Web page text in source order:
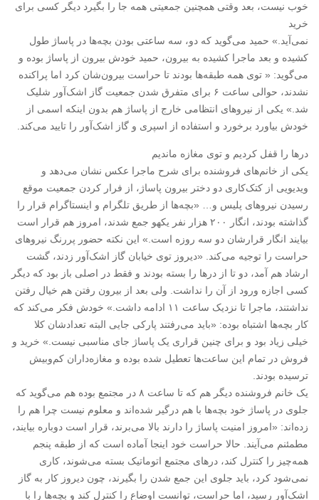
خوب نیست، بعد وقتی همچنین جمعیتی همه جا را بگیرد دیگر کسی برای
خرید
نمی‌آید.» حمید می‌گوید که دو، سه ساعتی بودن بچه‌ها در پاساژ طول
کشیده و بعد ماجرا کشیده به بیرون، حمید خودش بیرون از پاساژ بوده و
می‌گوید: « توی همه طبقه‌ها بودند تا حراست بیرون‌شان کرد اما پراکنده
نشدند، حوالی ساعت ۶ برای متفرق شدن جمعیت گاز اشک‌آور شلیک
شد.» یکی از نیروهای انتظامی خارج از پاساژ هم بدون اینکه اسمی از
خودش بیاورد برخورد و استفاده از اسپری و گاز اشک‌آور را تایید می‌کند.
درها را قفل کردیم و توی مغازه ماندیم
یکی از خانم‌های فروشنده برای شرح ماجرا عکس نشان می‌دهد و
ویدیویی از کتک‌کاری دو دختر بیرون پاساژ، از فرار کردن جمعیت موقع
رسیدن نیروهای پلیس و… «بچه‌ها از طریق تلگرام و اینستاگرام قرار را
گذاشته بودند، انگار ۲۰۰ هزار نفر یکهو جمع شدند، امروز هم قرار است
بیایند انگار قرارشان دو سه روزه است.» این نکته حضور پررنگ نیروهای
حراست را توجیه می‌کند. «دیروز توی خیابان گاز اشک‌آور زدند، گشت
ارشاد هم آمد، دو تا از درها را بسته بودند و فقط در اصلی باز بود که دیگر
کسی اجازه ورود از آن را نداشت. ولی بعد از بیرون رفتن هم خیال رفتن
نداشتند، ماجرا تا نزدیک ساعت ۱۱ ادامه داشت.» خودش فکر می‌کند که
کار بچه‌ها اشتباه بوده: «باید می‌رفتند پارکی جایی البته تعدادشان کلا
خیلی زیاد بود و برای چنین قراری یک پاساژ جای مناسبی نیست.» خرید و
فروش در تمام این ساعت‌ها تعطیل شده بوده و مغازه‌داران کم‌وبیش
ترسیده بودند.
یک خانم فروشنده دیگر هم که تا ساعت ۸ در مجتمع بوده هم می‌گوید که
جلوی در پاساژ خود بچه‌ها با هم درگیر شده‌اند و معلوم نیست چرا هم را
زده‌اند: «امروز امنیت پاساژ را دارند بالا می‌برند، قرار است دوباره بیایند،
مطمئنم می‌آیند. حالا حراست خود اینجا آماده است که از طبقه پنجم
همه‌چیز را کنترل کند، درهای مجتمع اتوماتیک بسته می‌شوند، کاری
نمی‌شود کرد، باید جلوی این جمع شدن را بگیرند، چون دیروز کار به گاز
اشک‌آور رسید، اما حراست، توانست اوضاع را کنترل کند و بچه‌ها را با